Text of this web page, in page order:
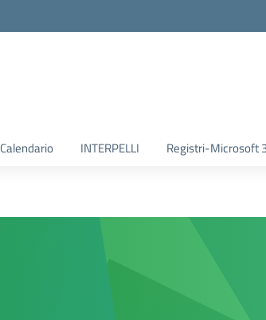
Calendario INTERPELLI Registri-Microsoft